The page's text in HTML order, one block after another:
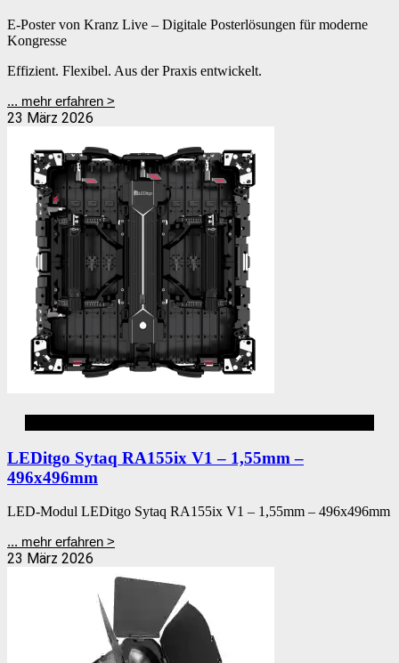
E-Poster von Kranz Live – Digitale Posterlösungen für moderne
Kongresse
Effizient. Flexibel. Aus der Praxis entwickelt.
... mehr erfahren >
23 März 2026
LEDitgo Sytaq RA155ix V1 – 1,55mm –
496x496mm
LED-Modul LEDitgo Sytaq RA155ix V1 – 1,55mm – 496x496mm
... mehr erfahren >
23 März 2026